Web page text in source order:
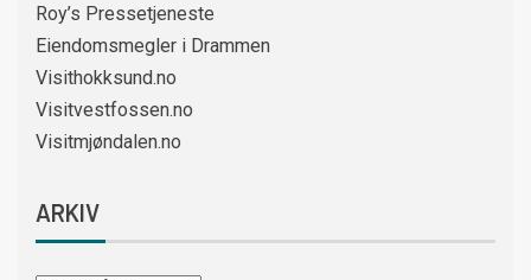
Roy’s Pressetjeneste
Eiendomsmegler i Drammen
Visithokksund.no
Visitvestfossen.no
Visitmjøndalen.no
ARKIV